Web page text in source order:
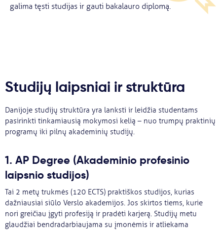
galima tęsti studijas ir gauti bakalauro diplomą.
Studijų laipsniai ir struktūra
Danijoje studijų struktūra yra lanksti ir leidžia studentams
pasirinkti tinkamiausią mokymosi kelią – nuo trumpų praktinių
programų iki pilnų akademinių studijų.
1. AP Degree (Akademinio profesinio
laipsnio studijos)
Tai 2 metų trukmės (120 ECTS) praktiškos studijos, kurias
dažniausiai siūlo Verslo akademijos. Jos skirtos tiems, kurie
nori greičiau įgyti profesiją ir pradėti karjerą. Studijų metu
glaudžiai bendradarbiaujama su įmonėmis ir atliekama